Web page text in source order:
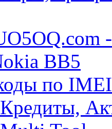
BB5
по IMEI